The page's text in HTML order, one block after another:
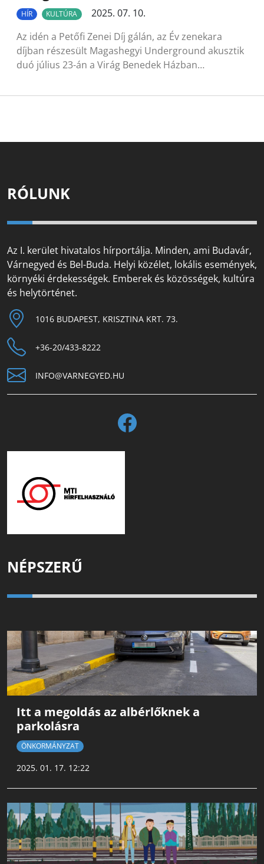
HÍR KULTÚRA
2025. 07. 10.
Az idén a Petőfi Zenei Díj gálán, az Év zenekara
díjban részesült Magashegyi Underground akusztik
duó július 23-án a Virág Benedek Házban…
RÓLUNK
Az I. kerület hivatalos hírportálja. Minden, ami Budavár,
Várnegyed és Bel-Buda. Helyi közélet, lokális események,
környéki érdekességek. Emberek és közösségek, kultúra
és helytörténet.
1016 BUDAPEST, KRISZTINA KRT. 73.
+36-20/433-8222
INFO@VARNEGYED.HU
NÉPSZERŰ
Itt a megoldás az albérlőknek a
parkolásra
ÖNKORMÁNYZAT
2025. 01. 17. 12:22